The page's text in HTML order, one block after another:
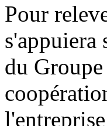
Pour
s'appuiera
du